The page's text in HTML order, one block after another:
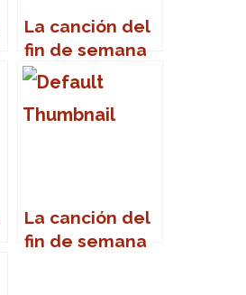
La canción del
fin de semana
La canción del
fin de semana